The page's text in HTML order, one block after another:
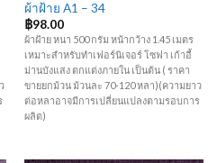
ผ้าฝ้าย A1 – 34
฿98.00
ผ้าฝ้าย หนา 500 กรัม หน้ากว้าง 1.45 เมตร
เหมาะสำหรับทำเฟอร์นิเจอร์ โซฟา เก้าอี้
ม่านบังแสง ตกแต่งภายใน เป็นต้น ( ราคา
ขายยกม้วน ม้วนละ 70-120 หลา)(ความยาว
ต่อหลาอาจมีการเปลี่ยนแปลงตามรอบการ
ผลิต)